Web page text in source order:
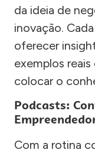
da ideia de
inovação.
oferecer
exemplos
colocar o
Podcasts:
Com a rotina